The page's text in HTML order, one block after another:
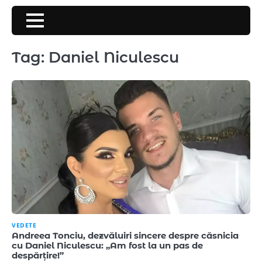
Skip
content
Tag: Daniel Niculescu
VEDETE
Andreea Tonciu, dezvăluiri sincere despre căsnicia
cu Daniel Niculescu: „Am fost la un pas de
despărțire!”